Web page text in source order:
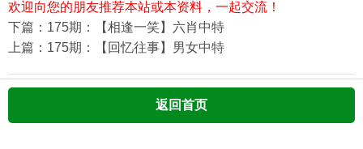
欢迎向您的朋友推荐本站或本资料，一起交流！
下篇：175期：【相逢一笑】六肖中特
上篇：175期：【回忆往事】男女中特
返回首页